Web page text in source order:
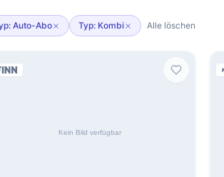
Auto-Abo Typ: Kombi Alle löschen